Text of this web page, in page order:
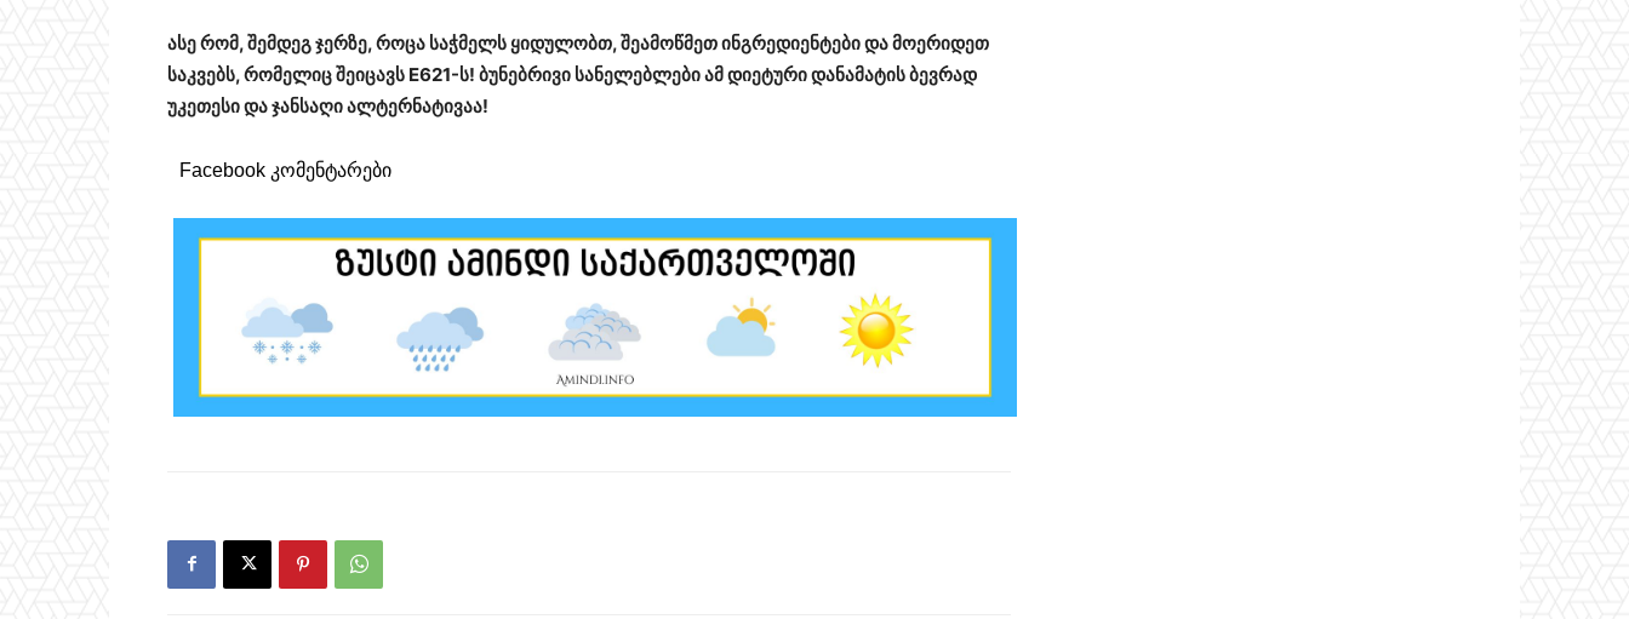
ასე რომ, შემდეგ ჯერზე, როცა საჭმელს ყიდულობთ, შეამოწმეთ ინგრედიენტები და მოერიდეთ
საკვებს, რომელიც შეიცავს E621-ს! ბუნებრივი სანელებლები ამ დიეტური დანამატის ბევრად
უკეთესი და ჯანსაღი ალტერნატივაა!
Facebook კომენტარები